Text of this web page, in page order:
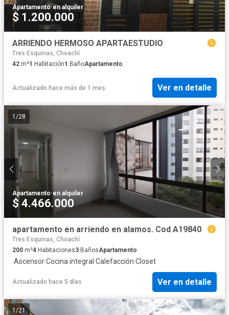
Apartamento·en alquiler
$ 1.200.000
ARRIENDO HERMOSO APARTAESTUDIO
Tres Esquinas, Choachí
42 m²1 Habitación1 BañoApartamento
Actualizado hace más de 1 mes Ver en detalle
1 /28
Apartamento·en alquiler
$ 4.466.000
apartamento en arriendo en alamos. Cod A19840
Tres Esquinas, Choachí
200 m²4 Habitaciones3 BañosApartamento
·Ascensor·Cocina integral·Calefacción·Closet
Actualizado hace 5 días Ver en detalle
1 /21